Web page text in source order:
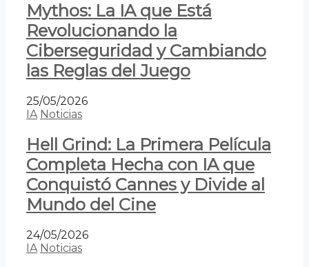
Mythos: La IA que Está
Revolucionando la
Ciberseguridad y Cambiando
las Reglas del Juego
25/05/2026
IA Noticias
Hell Grind: La Primera Película
Completa Hecha con IA que
Conquistó Cannes y Divide al
Mundo del Cine
24/05/2026
IA Noticias